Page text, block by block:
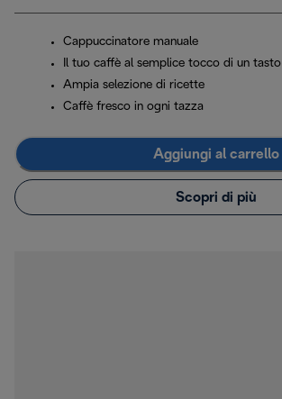
Cappuccinatore manuale
Il tuo caffè al semplice tocco di un tasto
Ampia selezione di ricette
Caffè fresco in ogni tazza
Aggiungi al carrello
Scopri di più